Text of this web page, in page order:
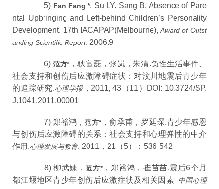
5) Fan Fang *. Su LY. Sang B. Absence of Pare
ntal Upbringing and Left-behind Children’s Personality
Development. 17th IACAPAP(Melbourne), Award of Outst
anding Scientific Report. 2006.9
6) 范方*，耿富磊，张岚，朱清.负性生活事件、
社会支持和创伤后应激障碍症状：对汶川地震后青少年
的追踪研究.心理学报，2011, 43（11）DOI: 10.3724/SP.
J.1041.2011.00001
7) 郑裕鸿，范方*，俞承甫，罗廷琛.青少年感恩
与创伤后应激障碍的关系：社会支持和心理弹性的中介
作用.心理发展与教育. 2011，21（5）：536-542
8) 柳武妹，范方*，郑裕鸿，崔苗苗.震后6个月
都江堰地区青少年创伤后应激症状及相关因素. 中国心理